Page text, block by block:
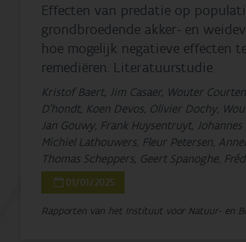
Effecten van predatie op
grondbroedende akker- en
hoe mogelijk negatieve effecten
remediëren. Literatuurstudie
Kristof Baert, Jim Casaer, Wouter
D'hondt, Koen Devos, Olivier Dochy,
Jan Gouwy, Frank Huysentruyt, Johannes
Michiel Lathouwers, Fleur Petersen,
Thomas Scheppers, Geert Spanoghe,
01/01/2025
Rapporten van het Instituut voor Natuur- en